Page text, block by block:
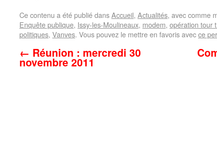
Ce contenu a été publié dansAccueil, Actualités, avec comme
Enquête publique, Issy-les-Moulineaux, modem, opération tour
politiques, Vanves. Vous pouvez le mettre en favoris avecce
← Réunion : mercredi 30
novembre 2011